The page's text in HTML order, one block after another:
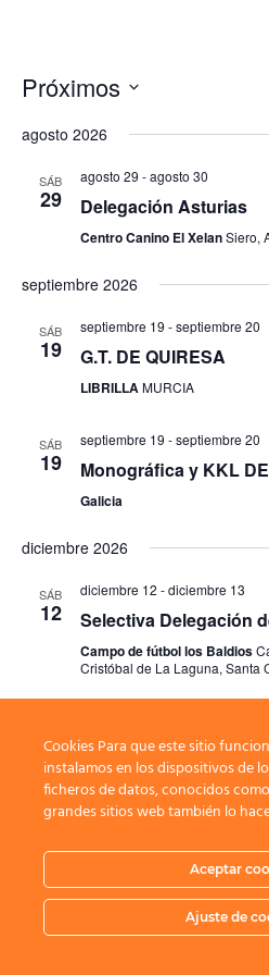
Próximos
fecha.
agosto 2026
SÁB
29
agosto 29 -agosto 30
Delegación Asturias
Centro Canino El XelanSiero,
septiembre 2026
SÁB
19
septiembre 19 -septiembre 20
G.T. DE QUIRESA
LIBRILLAMURCIA
SÁB
19
septiembre 19 -septiembre 20
Monográfica y KKL
Galicia
diciembre 2026
SÁB
12
diciembre 12 -diciembre 13
Selectiva Delegación
Campo de fútbol los Baldios
Cristóbal de La Laguna, Santa
Eventos
anterior(es) Hoy
Cookies Para que este sitio
instalamos en los dispositivos de
ficheros de datos, conocidos
grandes sitios web también lo
Aceptar
Ajuste de